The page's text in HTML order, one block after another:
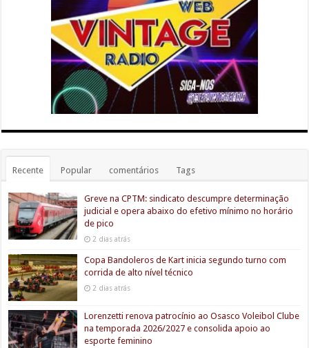
Recente Popular comentários Tags
Greve na CPTM: sindicato descumpre determinação
judicial e opera abaixo do efetivo mínimo no horário
de pico
2 dias atrás
Copa Bandoleros de Kart inicia segundo turno com
corrida de alto nível técnico
2 dias atrás
Lorenzetti renova patrocínio ao Osasco Voleibol Clube
na temporada 2026/2027 e consolida apoio ao
esporte feminino